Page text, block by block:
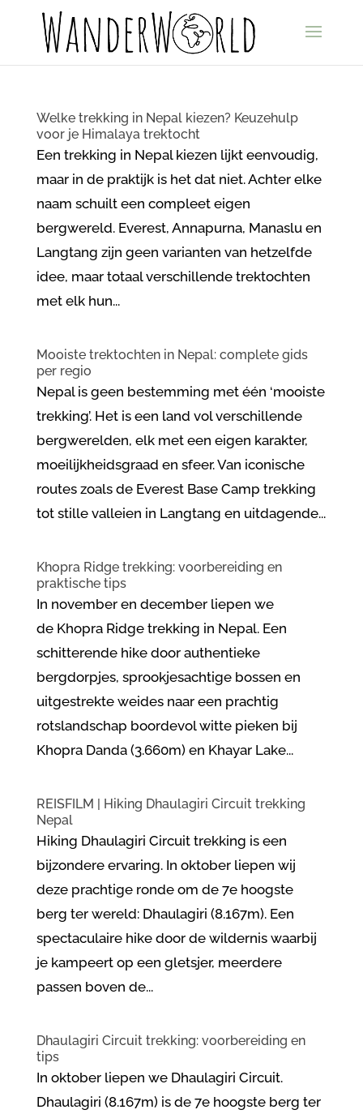
Welke trekking in Nepal kiezen? Keuzehulp
voor je Himalaya trektocht
Een trekking in Nepal kiezen lijkt eenvoudig,
maar in de praktijk is het dat niet. Achter elke
naam schuilt een compleet eigen
bergwereld. Everest, Annapurna, Manaslu en
Langtang zijn geen varianten van hetzelfde
idee, maar totaal verschillende trektochten
met elk hun...
Mooiste trektochten in Nepal: complete gids
per regio
Nepal is geen bestemming met één ‘mooiste
trekking’. Het is een land vol verschillende
bergwerelden, elk met een eigen karakter,
moeilijkheidsgraad en sfeer. Van iconische
routes zoals de Everest Base Camp trekking
tot stille valleien in Langtang en uitdagende...
Khopra Ridge trekking: voorbereiding en
praktische tips
In november en december liepen we
de Khopra Ridge trekking in Nepal. Een
schitterende hike door authentieke
bergdorpjes, sprookjesachtige bossen en
uitgestrekte weides naar een prachtig
rotslandschap boordevol witte pieken bij
Khopra Danda (3.660m) en Khayar Lake...
REISFILM | Hiking Dhaulagiri Circuit trekking
Nepal
Hiking Dhaulagiri Circuit trekking is een
bijzondere ervaring. In oktober liepen wij
deze prachtige ronde om de 7e hoogste
berg ter wereld: Dhaulagiri (8.167m). Een
spectaculaire hike door de wildernis waarbij
je kampeert op een gletsjer, meerdere
passen boven de...
Dhaulagiri Circuit trekking: voorbereiding en
tips
In oktober liepen we Dhaulagiri Circuit.
Dhaulagiri (8.167m) is de 7e hoogste berg ter